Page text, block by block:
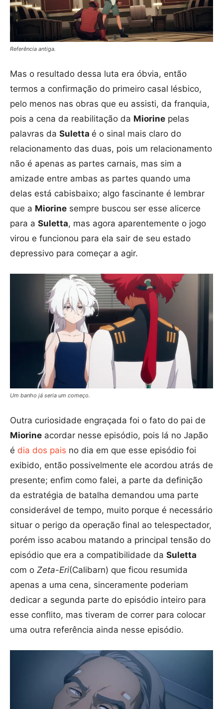
Referência antiga.
Mas o resultado dessa luta era óbvia, então
termos a confirmação do primeiro casal lésbico,
pelo menos nas obras que eu assisti, da franquia,
pois a cena da reabilitação da Miorine pelas
palavras da Suletta é o sinal mais claro do
relacionamento das duas, pois um relacionamento
não é apenas as partes carnais, mas sim a
amizade entre ambas as partes quando uma
delas está cabisbaixo; algo fascinante é lembrar
que a Miorine sempre buscou ser esse alicerce
para a Suletta, mas agora aparentemente o jogo
virou e funcionou para ela sair de seu estado
depressivo para começar a agir.
Um banho já seria um começo.
Outra curiosidade engraçada foi o fato do pai de
Miorine acordar nesse episódio, pois lá no Japão
é dia dos pais no dia em que esse episódio foi
exibido, então possivelmente ele acordou atrás de
presente; enfim como falei, a parte da definição
da estratégia de batalha demandou uma parte
considerável de tempo, muito porque é necessário
situar o perigo da operação final ao telespectador,
porém isso acabou matando a principal tensão do
episódio que era a compatibilidade da Suletta
com o Zeta-Eri(Calibarn) que ficou resumida
apenas a uma cena, sinceramente poderiam
dedicar a segunda parte do episódio inteiro para
esse conflito, mas tiveram de correr para colocar
uma outra referência ainda nesse episódio.